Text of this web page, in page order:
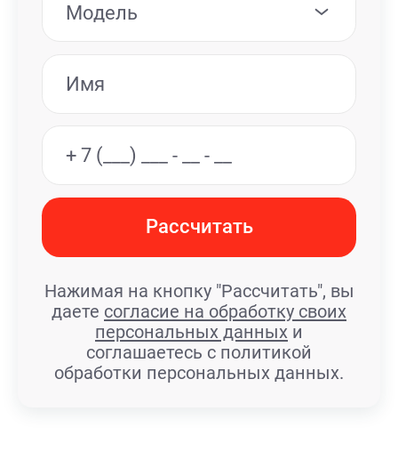
Модель
Рассчитать
Нажимая на кнопку "Рассчитать", вы
даете согласие на обработку своих
персональных данных и
соглашаетесь с политикой
обработки персональных данных.